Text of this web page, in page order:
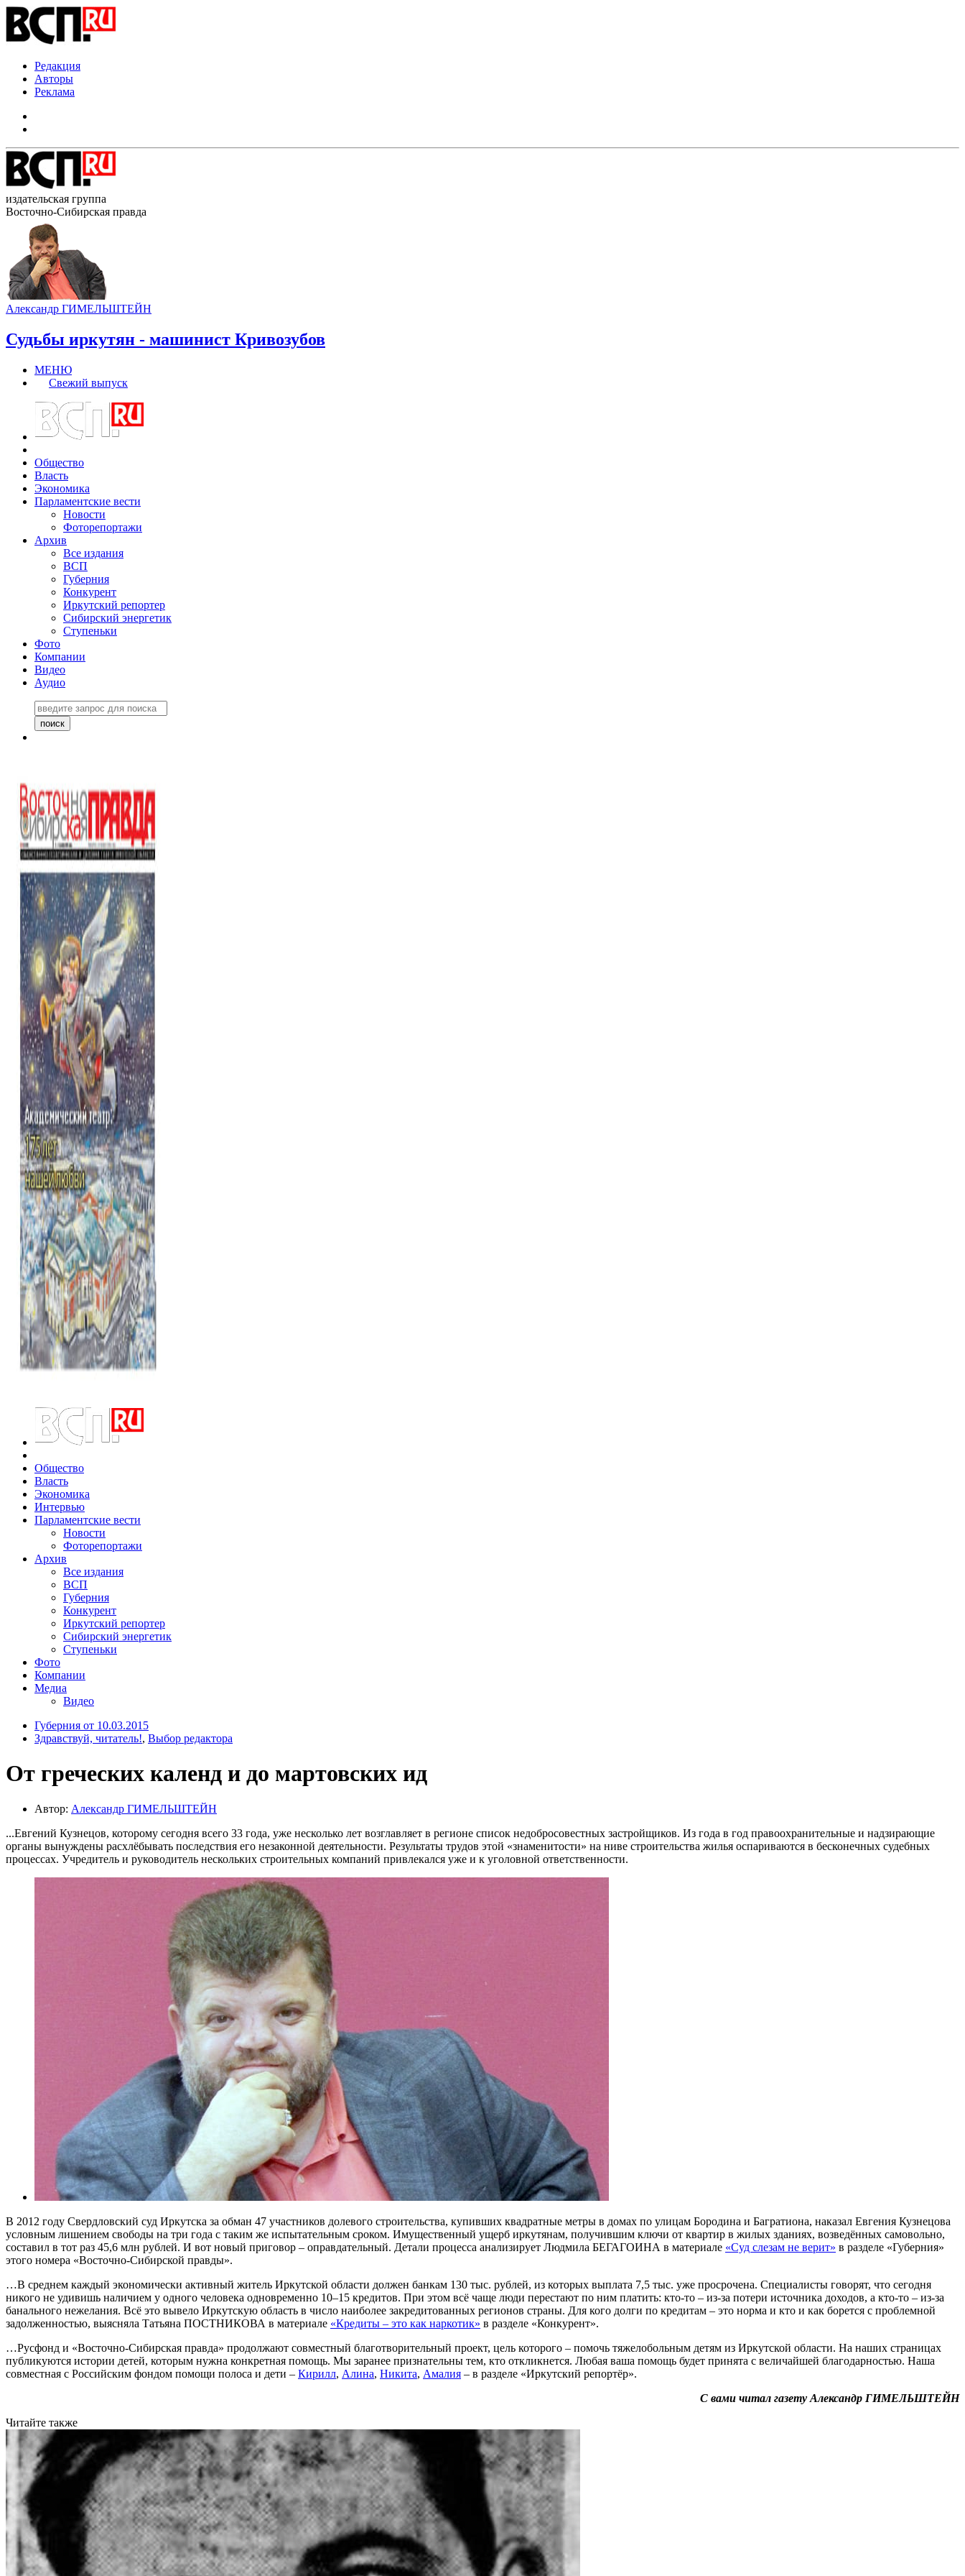
Редакция
Авторы
Реклама
издательская группа
Восточно-Сибирская правда
Александр ГИМЕЛЬШТЕЙН
Судьбы иркутян - машинист Кривозубов
МЕНЮ
Свежий выпуск
Общество
Власть
Экономика
Парламентские вести
Новости
Фоторепортажи
Архив
Все издания
ВСП
Губерния
Конкурент
Иркутский репортер
Сибирский энергетик
Ступеньки
Фото
Компании
Видео
Аудио
Общество
Власть
Экономика
Интервью
Парламентские вести
Новости
Фоторепортажи
Архив
Все издания
ВСП
Губерния
Конкурент
Иркутский репортер
Сибирский энергетик
Ступеньки
Фото
Компании
Медиа
Видео
Губерния от 10.03.2015
Здравствуй, читатель!, Выбор редактора
От греческих календ и до мартовских ид
Автор: Александр ГИМЕЛЬШТЕЙН
...Евгений Кузнецов, которому сегодня всего 33 года, уже несколько лет возглавляет в регионе список недобросовестных застройщиков. Из года в год правоохранительные и надзирающие
органы вынуждены расхлёбывать последствия его незаконной деятельности. Результаты трудов этой «знаменитости» на ниве строительства жилья оспариваются в бесконечных судебных
процессах. Учредитель и руководитель нескольких строительных компаний привлекался уже и к уголовной ответственности.
В 2012 году Свердловский суд Иркутска за обман 47 участников долевого строительства, купивших квадратные метры в домах по улицам Бородина и Багратиона, наказал Евгения Кузнецова
условным лишением свободы на три года с таким же испытательным сроком. Имущественный ущерб иркутянам, получившим ключи от квартир в жилых зданиях, возведённых самовольно,
составил в тот раз 45,6 млн рублей. И вот новый приговор – оправдательный. Детали процесса анализирует Людмила БЕГАГОИНА в материале «Суд слезам не верит» в разделе «Губерния»
этого номера «Восточно-Сибирской правды».
…В среднем каждый экономически активный житель Иркутской области должен банкам 130 тыс. рублей, из которых выплата 7,5 тыс. уже просрочена. Специалисты говорят, что сегодня
никого не удивишь наличием у одного человека одновременно 10–15 кредитов. При этом всё чаще люди перестают по ним платить: кто-то – из-за потери источника доходов, а кто-то – из-за
банального нежелания. Всё это вывело Иркутскую область в число наиболее закредитованных регионов страны. Для кого долги по кредитам – это норма и кто и как борется с проблемной
задолженностью, выясняла Татьяна ПОСТНИКОВА в материале «Кредиты – это как наркотик» в разделе «Конкурент».
…Русфонд и «Восточно-Сибирская правда» продолжают совместный благотворительный проект, цель которого – помочь тяжелобольным детям из Иркутской области. На наших страницах
публикуются истории детей, которым нужна конкретная помощь. Мы заранее признательны тем, кто откликнется. Любая ваша помощь будет принята с величайшей благодарностью. Наша
совместная с Российским фондом помощи полоса и дети – Кирилл, Алина, Никита, Амалия – в разделе «Иркутский репортёр».
С вами читал газету Александр ГИМЕЛЬШТЕЙН
Читайте также